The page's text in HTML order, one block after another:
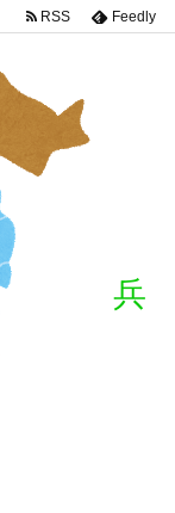
兵
RSS Feedly